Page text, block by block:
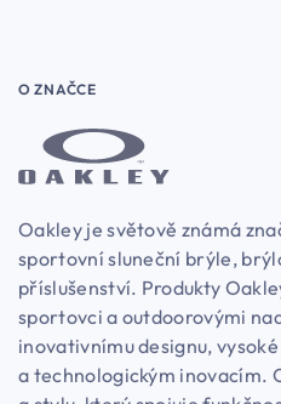
O ZNAČCE
Oakley je světově známá
sportovní sluneční brýle,
příslušenství. Produkty
sportovci a outdoorovými
inovativnímu designu,
a technologickým inovacím.